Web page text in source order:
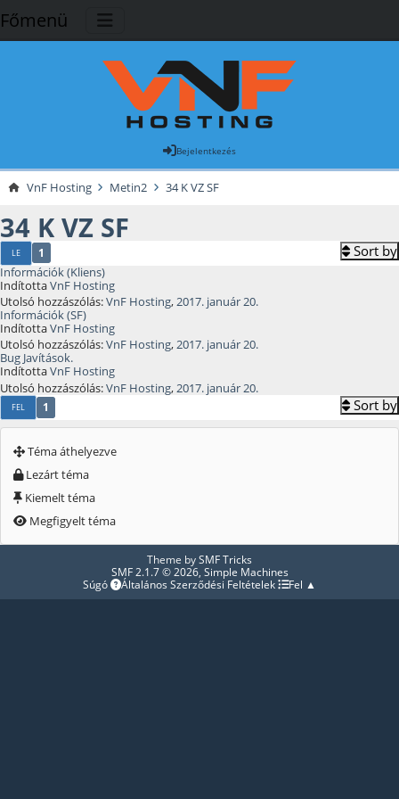
Főmenü
Bejelentkezés
VnF Hosting Metin2 34 K VZ SF
34 K VZ SF
LE 1 Sort by
Információk (Kliens)
IndítottaVnF Hosting
Utolsó hozzászólás:VnF Hosting,2017. január 20.
Információk (SF)
IndítottaVnF Hosting
Utolsó hozzászólás:VnF Hosting,2017. január 20.
Bug Javítások.
IndítottaVnF Hosting
Utolsó hozzászólás:VnF Hosting,2017. január 20.
FEL 1 Sort by
Téma áthelyezve
Lezárt téma
Kiemelt téma
Megfigyelt téma
Theme bySMF Tricks
SMF 2.1.7 © 2026, Simple Machines
Súgó
Általános Szerződési Feltételek Fel ▲